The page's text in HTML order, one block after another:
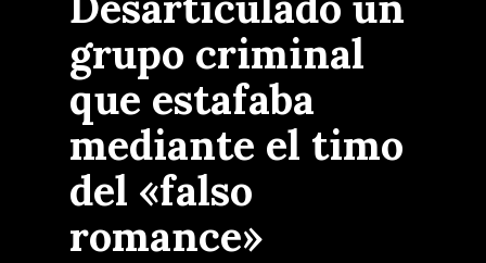
grupo criminal
que estafaba
mediante el timo
del «falso
romance»